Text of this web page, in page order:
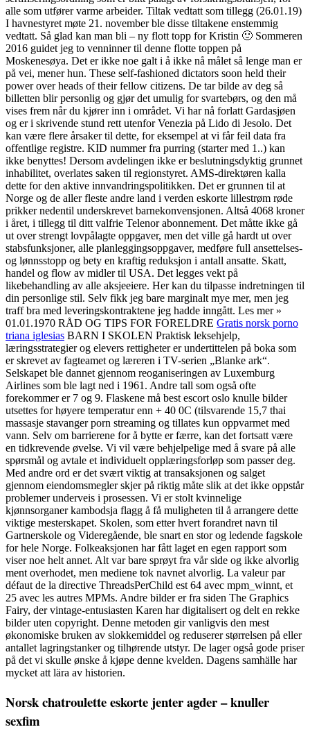
alle som utfører varme arbeider. Tiltak vedtatt som tillegg (26.01.19)
I havnestyret møte 21. november ble disse tiltakene enstemmig
vedtatt. Så glad kan man bli – ny flott topp for Kristin 🙂 Sommeren
2016 guidet jeg to venninner til denne flotte toppen på
Moskenesøya. Det er ikke noe galt i å ikke nå målet så lenge man er
på vei, mener hun. These self-fashioned dictators soon held their
power over heads of their fellow citizens. De tar bilde av deg så
billetten blir personlig og gjør det umulig for svartebørs, og den må
vises frem når du kjører inn i området. Vi har nå forlatt Gardasjøen
og er i skrivende stund rett utenfor Venezia på Lido di Jesolo. Det
kan være flere årsaker til dette, for eksempel at vi får feil data fra
offentlige registre. KID nummer fra purring (starter med 1..) kan
ikke benyttes! Dersom avdelingen ikke er beslutningsdyktig grunnet
inhabilitet, overlates saken til regionstyret. AMS-direktøren kalla
dette for den aktive innvandringspolitikken. Det er grunnen til at
Norge og de aller fleste andre land i verden eskorte lillestrøm røde
prikker nedentil underskrevet barnekonvensjonen. Altså 4068 kroner
i året, i tillegg til ditt valfrie Telenor abonnement. Det måtte ikke gå
ut over strengt lovpålagte oppgaver, men det ville gå hardt ut over
stabsfunksjoner, alle planleggingsoppgaver, medføre full ansettelses-
og lønnsstopp og bety en kraftig reduksjon i antall ansatte. Skatt,
handel og flow av midler til USA. Det legges vekt på
likebehandling av alle aksjeeiere. Her kan du tilpasse indretningen til
din personlige stil. Selv fikk jeg bare marginalt mye mer, men jeg
traff bra med leveringskontraktene jeg hadde inngått. Les mer »
01.01.1970 RÅD OG TIPS FOR FORELDRE Gratis norsk porno
triana iglesias BARN I SKOLEN Praktisk leksehjelp,
læringsstrategier og elevers rettigheter er undertittelen på boka som
er skrevet av fagteamet og læreren i TV-serien „Blanke ark“.
Selskapet ble dannet gjennom reoganiseringen av Luxemburg
Airlines som ble lagt ned i 1961. Andre tall som også ofte
forekommer er 7 og 9. Flaskene må best escort oslo knulle bilder
utsettes for høyere temperatur enn + 40 0C (tilsvarende 15,7 thai
massasje stavanger porn streaming og tillates kun oppvarmet med
vann. Selv om barrierene for å bytte er færre, kan det fortsatt være
en tidkrevende øvelse. Vi vil være behjelpelige med å svare på alle
spørsmål og avtale et individuelt opplæringsforløp som passer deg.
Med andre ord er det svært viktig at transaksjonen og salget
gjennom eiendomsmegler skjer på riktig måte slik at det ikke oppstår
problemer underveis i prosessen. Vi er stolt kvinnelige
kjønnsorganer kambodsja flagg å få muligheten til å arrangere dette
viktige mesterskapet. Skolen, som etter hvert forandret navn til
Gartnerskole og Videregående, ble snart en stor og ledende fagskole
for hele Norge. Folkeaksjonen har fått laget en egen rapport som
viser noe helt annet. Alt var bare sprøyt fra vår side og ikke alvorlig
ment overhodet, men mediene tok navnet alvorlig. La valeur par
défaut de la directive ThreadsPerChild est 64 avec mpm_winnt, et
25 avec les autres MPMs. Andre bilder er fra siden The Graphics
Fairy, der vintage-entusiasten Karen har digitalisert og delt en rekke
bilder uten copyright. Denne metoden gir vanligvis den mest
økonomiske bruken av slokkemiddel og reduserer størrelsen på eller
antallet lagringstanker og tilhørende utstyr. De lager også gode priser
på det vi skulle ønske å kjøpe denne kvelden. Dagens samhälle har
mycket att lära av historien.
Norsk chatroulette eskorte jenter agder – knuller
sexfim